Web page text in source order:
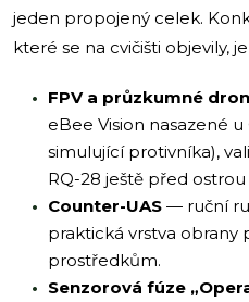
jeden propojený celek.
které se na cvičišti objevily,
FPV a průzkumné
eBee Vision nasazené
simulující protivníka),
RQ-28 ještě před
Counter-UAS — ruční
praktická vrstva
prostředkům.
Senzorová fúze